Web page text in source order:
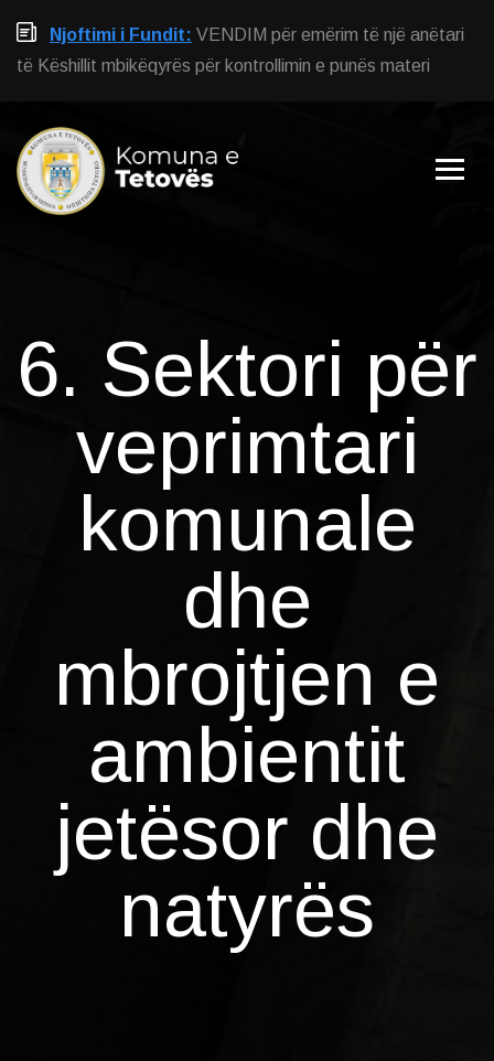
Njoftimi i Fundit: VENDIM për emërim të një anëtari
të Këshillit mbikëqyrës për kontrollimin e punës materi
6. Sektori për
veprimtari
komunale
dhe
mbrojtjen e
ambientit
jetësor dhe
natyrës